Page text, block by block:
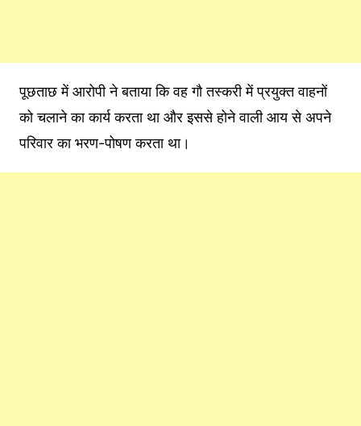
पूछताछ में आरोपी ने बताया कि वह गौ तस्करी में प्रयुक्त वाहनों
को चलाने का कार्य करता था और इससे होने वाली आय से अपने
परिवार का भरण-पोषण करता था।